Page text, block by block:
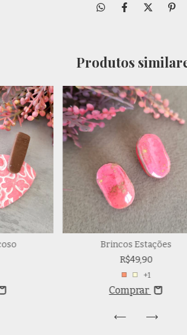
Produtos
Brincos Estações
R$49,90
+1
Comprar